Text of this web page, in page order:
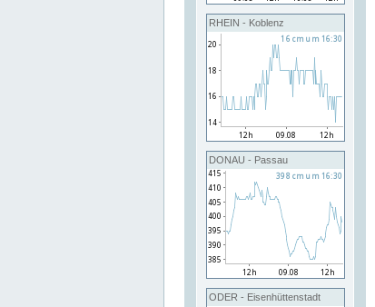
RHEIN - Koblenz
DONAU - Passau
ODER - Eisenhüttenstadt